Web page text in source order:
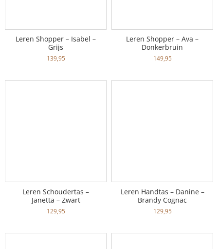
Leren Shopper – Isabel –
Grijs
139,95
Leren Shopper – Ava –
Donkerbruin
149,95
Leren Schoudertas –
Janetta – Zwart
129,95
Leren Handtas – Danine –
Brandy Cognac
129,95